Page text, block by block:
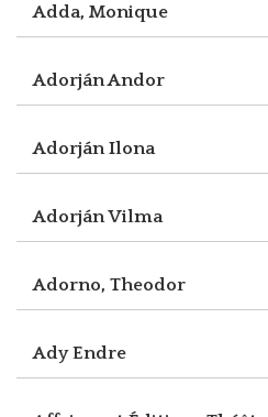
Adda, Monique
Adorján Andor
Adorján Ilona
Adorján Vilma
Adorno, Theodor
Ady Endre